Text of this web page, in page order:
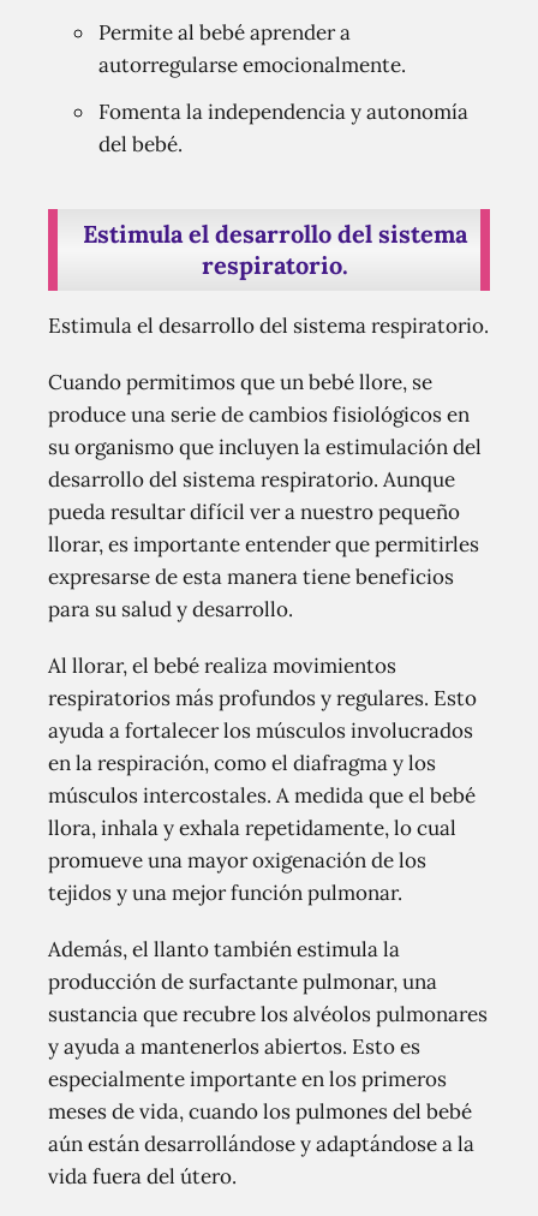
Permite al bebé aprender a
autorregularse emocionalmente.
Fomenta la independencia y autonomía
del bebé.
Estimula el desarrollo del sistema
respiratorio.
Estimula el desarrollo del sistema respiratorio.
Cuando permitimos que un bebé llore, se
produce una serie de cambios fisiológicos en
su organismo que incluyen la estimulación del
desarrollo del sistema respiratorio. Aunque
pueda resultar difícil ver a nuestro pequeño
llorar, es importante entender que permitirles
expresarse de esta manera tiene beneficios
para su salud y desarrollo.
Al llorar, el bebé realiza movimientos
respiratorios más profundos y regulares. Esto
ayuda a fortalecer los músculos involucrados
en la respiración, como el diafragma y los
músculos intercostales. A medida que el bebé
llora, inhala y exhala repetidamente, lo cual
promueve una mayor oxigenación de los
tejidos y una mejor función pulmonar.
Además, el llanto también estimula la
producción de surfactante pulmonar, una
sustancia que recubre los alvéolos pulmonares
y ayuda a mantenerlos abiertos. Esto es
especialmente importante en los primeros
meses de vida, cuando los pulmones del bebé
aún están desarrollándose y adaptándose a la
vida fuera del útero.